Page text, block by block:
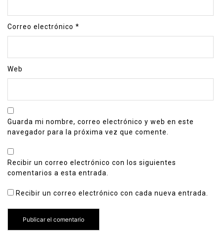
Correo electrónico *
Web
Guarda mi nombre, correo electrónico y web en este
navegador para la próxima vez que comente.
Recibir un correo electrónico con los siguientes
comentarios a esta entrada.
Recibir un correo electrónico con cada nueva entrada.